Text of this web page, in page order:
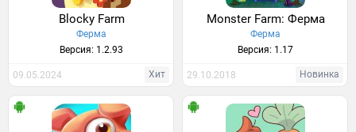
Blocky Farm
Ферма
Версия: 1.2.93
09.05.2024 Хит
Monster Farm: Ферма
Ферма
Версия: 1.17
29.10.2018 Новинка